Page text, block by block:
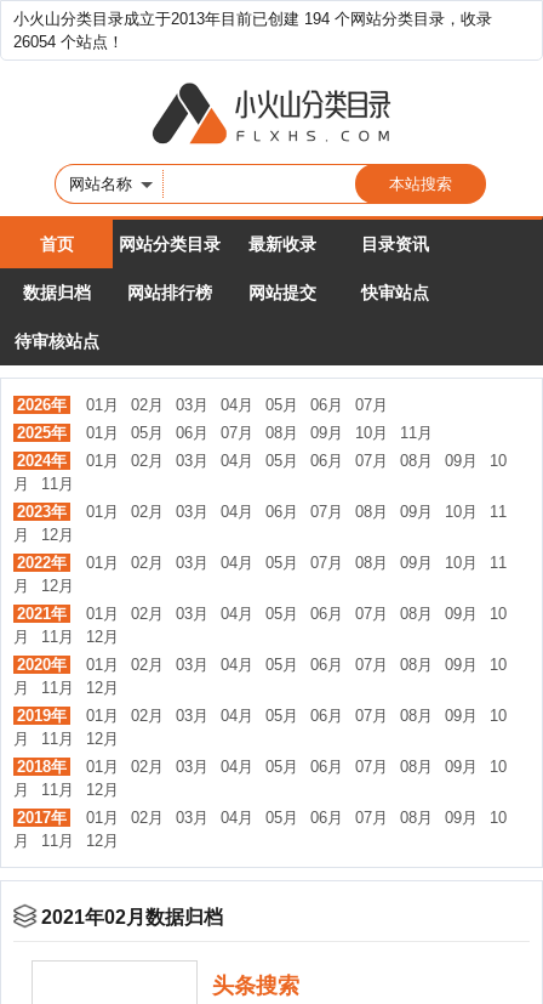
小火山分类目录成立于2013年目前已创建 194 个网站分类目录，收录
26054 个站点！
网站名称
首页 网站分类目录 最新收录 目录资讯
数据归档 网站排行榜 网站提交 快审站点
待审核站点
2026年 01月 02月 03月 04月 05月 06月
07月
2025年
01月 05月 06月 07月 08月 09月 10月
11月
2024年
01月 02月 03月 04月 05月 06月 07月 08月 09月
10
月
11月
2023年
01月 02月 03月 04月 06月 07月 08月 09月 10月
11
月
12月
2022年
01月 02月 03月 04月 05月 07月 08月 09月 10月
11
月
12月
2021年
01月 02月 03月 04月 05月 06月 07月 08月 09月
10
月
11月
12月
2020年
01月 02月 03月 04月 05月 06月 07月 08月 09月
10
月
11月
12月
2019年
01月 02月 03月 04月 05月 06月 07月 08月 09月
10
月
11月
12月
2018年
01月 02月 03月 04月 05月 06月 07月 08月 09月
10
月
11月
12月
2017年
01月 02月 03月 04月 05月 06月 07月 08月 09月
10
月
11月 12月
2021年02月数据归档
头条搜索